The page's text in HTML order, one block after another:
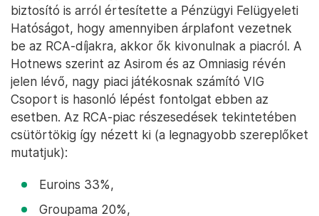
biztosító is arról értesítette a Pénzügyi Felügyeleti
Hatóságot, hogy amennyiben árplafont vezetnek
be az RCA-díjakra, akkor ők kivonulnak a piacról. A
Hotnews szerint az Asirom és az Omniasig révén
jelen lévő, nagy piaci játékosnak számító VIG
Csoport is hasonló lépést fontolgat ebben az
esetben. Az RCA-piac részesedések tekintetében
csütörtökig így nézett ki (a legnagyobb szereplőket
mutatjuk):
Euroins 33%,
Groupama 20%,